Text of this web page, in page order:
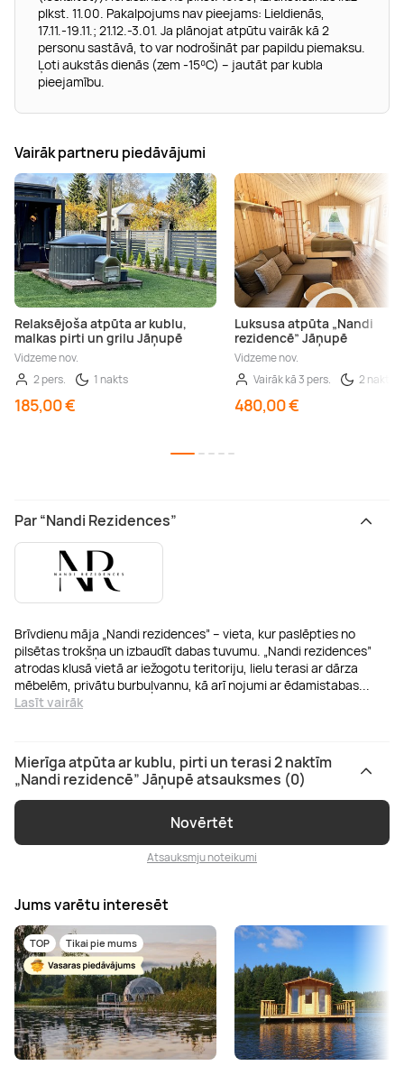
plkst. 11.00. Pakalpojums nav pieejams: Lieldienās,
17.11.-19.11.; 21.12.-3.01. Ja plānojat atpūtu vairāk kā 2
personu sastāvā, to var nodrošināt par papildu piemaksu.
Ļoti aukstās dienās (zem -15⁰C) – jautāt par kubla
pieejamību.
Vairāk partneru piedāvājumi
Relaksējoša atpūta ar kublu,
malkas pirti un grilu Jāņupē
Vidzeme nov.
2 pers.
1 nakts
185,00 €
Luksusa atpūta „Nandi
rezidencē” Jāņupē
Vidzeme nov.
Vairāk kā 3 pers.
2 naktis
480,00 €
Par “Nandi Rezidences”
Brīvdienu māja „Nandi rezidences” – vieta, kur paslēpties no
pilsētas trokšņa un izbaudīt dabas tuvumu. „Nandi rezidences”
atrodas klusā vietā ar iežogotu teritoriju, lielu terasi ar dārza
mēbelēm, privātu burbuļvannu, kā arī nojumi ar ēdamistabas
Lasīt vairāk
Mierīga atpūta ar kublu, pirti un terasi 2 naktīm
„Nandi rezidencē” Jāņupē atsauksmes (0)
Novērtēt
Atsauksmju noteikumi
Jums varētu interesēt
TOP Tikai pie mums